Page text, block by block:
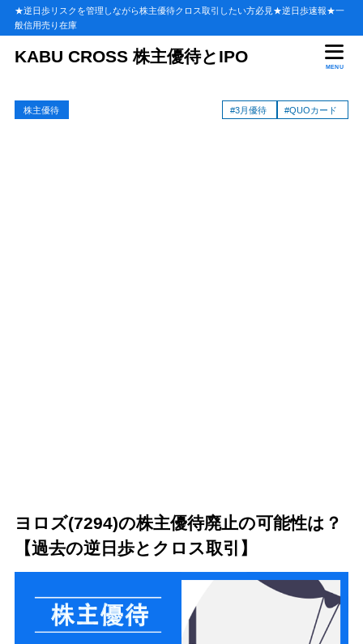
★逆日歩リスクを管理しながら株主優待クロス取引したい方必見★逆日歩速報★一
般信用売り在庫
KABU CROSS 株主優待とIPO
MENU
株主優待 #3月優待 #QUOカード
ヨロズ(7294)の株主優待廃止の可能性は？
【過去の逆日歩とクロス取引】
目次
1.1